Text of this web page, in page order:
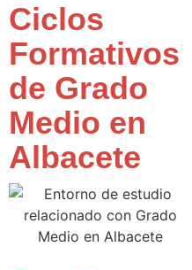
Ciclos
Formativos
de Grado
Medio en
Albacete